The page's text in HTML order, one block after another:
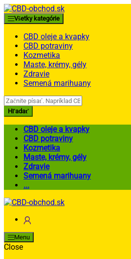
Skip
to
navigation
Skip
to
content
Všetky kategórie
CBD oleje a kvapky
CBD potraviny
Kozmetika
Maste, krémy, gély
Zdravie
Semená marihuany
Search
for:
Hľadať
CBD oleje a kvapky
CBD potraviny
Kozmetika
Maste, krémy, gély
Zdravie
Semená marihuany
...
Menu
Close